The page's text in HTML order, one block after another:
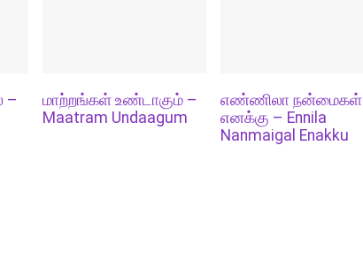
–
மாற்றங்கள் உண்டாகும் –
Maatram Undaagum
எண்ணிலா நன்மைகள்
எனக்கு – Ennila
Nanmaigal Enakku